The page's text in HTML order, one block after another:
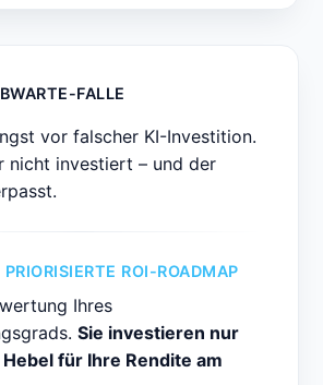
FALLE
vor falscher KI-Investition.
nicht investiert – und der
ROI-ROADMAP
Ihres
Sie investieren nur
für Ihre Rendite am